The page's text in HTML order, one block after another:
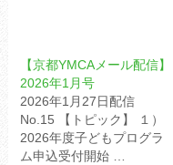
【京都YMCAメール配信】
2026年1月号
2026年1月27日配信
No.15 【トピック】 １）
2026年度子どもプログラ
ム申込受付開始 …